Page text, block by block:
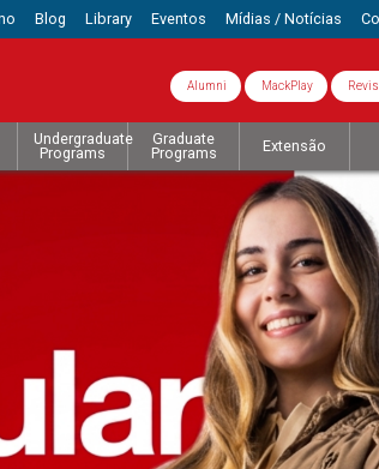
Blog Library Eventos Mídias / Notícias
Alumni MackPlay
Undergraduate
Programs
Graduate
Programs
Extensão